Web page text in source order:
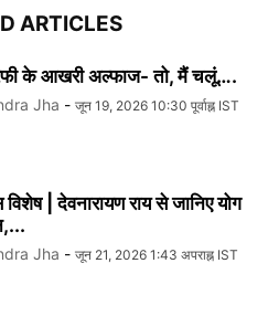
ARTICLES
के आखरी अल्फाज- तो, मैं चलूं….
Jha - जून 19, 2026 10:30 पूर्वाह्न IST
विशेष | देवनारायण राय से जानिए योग
Jha - जून 21, 2026 1:43 अपराह्न IST